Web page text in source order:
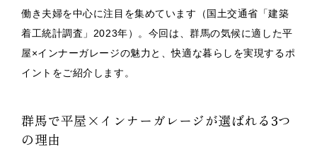
働き夫婦を中心に注目を集めています（国土交通省「建築
着工統計調査」2023年）。今回は、群馬の気候に適した平
屋×インナーガレージの魅力と、快適な暮らしを実現するポ
イントをご紹介します。
群馬で平屋×インナーガレージが選ばれる3つ
の理由